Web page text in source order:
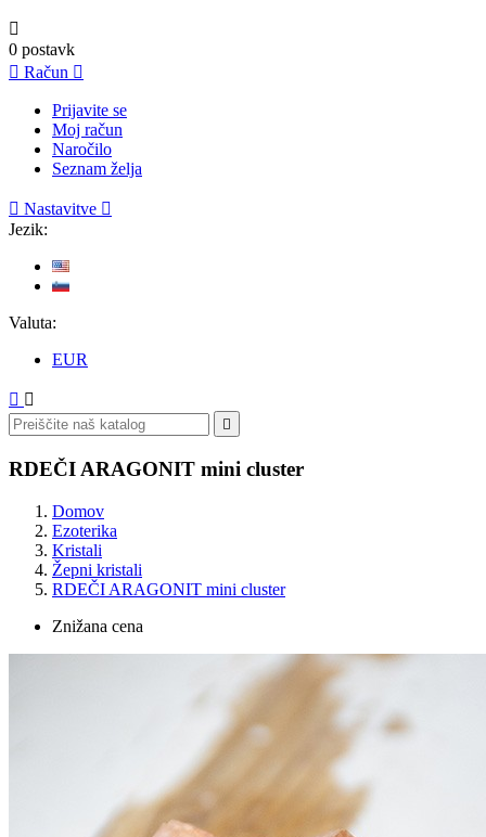

0 postavk
 Račun 
Prijavite se
Moj račun
Naročilo
Seznam želja
 Nastavitve 
Jezik:
Valuta:
EUR
 

RDEČI ARAGONIT mini cluster
Domov
Ezoterika
Kristali
Žepni kristali
RDEČI ARAGONIT mini cluster
Znižana cena